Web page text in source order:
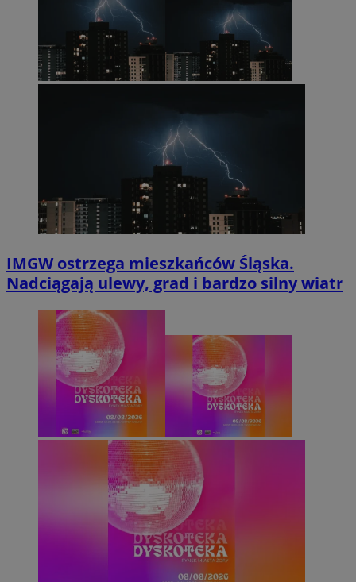
IMGW ostrzega mieszkańców Śląska.
Nadciągają ulewy, grad i bardzo silny wiatr